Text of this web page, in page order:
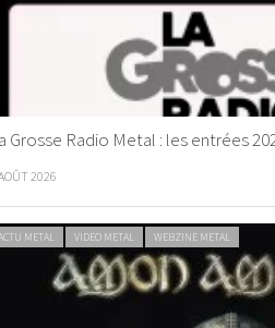
Grosse Radio Metal : les entrées
2026
METAL VIDEO METAL WEBZINE METAL